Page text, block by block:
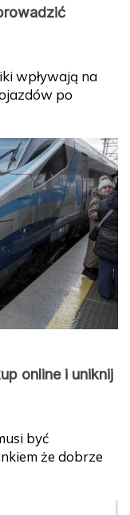
wpływają na
po
online i uniknij
być
że dobrze